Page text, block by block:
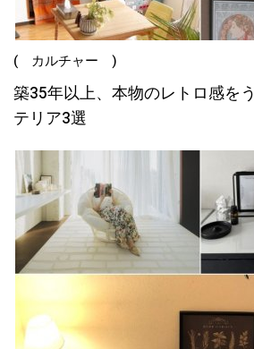
( カルチャー )
築35年以上、本物のレトロ感を
テリア3選